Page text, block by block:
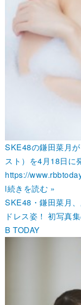
SKE48の鎌田菜月
スト）を4月18日に
https://
l続きを読む »
SKE48・鎌田菜月
ドレス姿！ 初写真
B TODAY